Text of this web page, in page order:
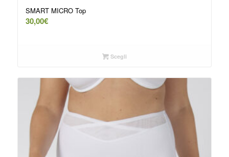
SMART MICRO Top
30,00€
Scegli